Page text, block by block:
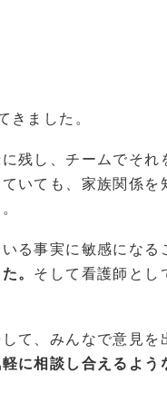
ました。
残し、チームでそれ
いても、家族関係を
る事実に敏感になる
。 そして看護師とし
て、みんなで意見を
に相談し合えるよう